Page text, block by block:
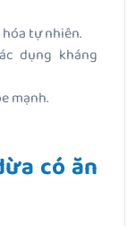
tự nhiên.
dụng kháng
mạnh.
có ăn